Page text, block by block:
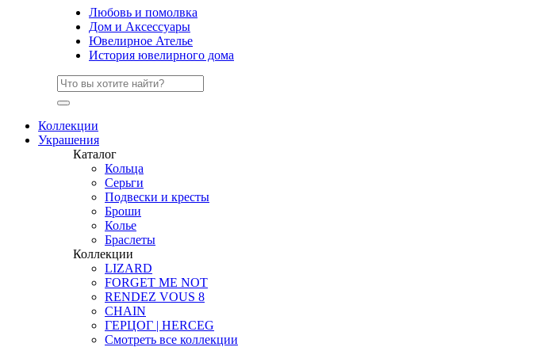
Любовь и помолвка
Дом и Аксессуары
Ювелирное Ателье
История ювелирного дома
Коллекции
Украшения
Каталог
Кольца
Серьги
Подвески и кресты
Броши
Колье
Браслеты
Коллекции
LIZARD
FORGET ME NOT
RENDEZ VOUS 8
CHAIN
ГЕРЦОГ | HERCEG
Смотреть все коллекции